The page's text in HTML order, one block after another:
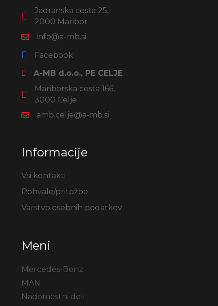
Jadranska cesta 25,
2000 Maribor
info@a-mb.si
Facebook
A-MB d.o.o., PE CELJE
Mariborska cesta 166,
3000 Celje
amb.celje@a-mb.si
Informacije
Vsi kontakti
Pohvale/pritožbe
Varstvo osebnih podatkov
Meni
Mercedes-Benz
MAN
Nadomestni deli